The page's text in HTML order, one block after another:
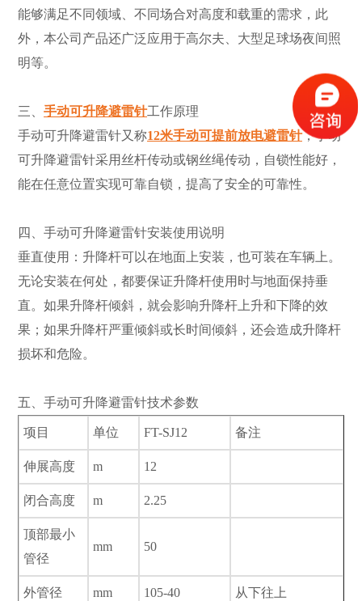
能够满足不同领域、不同场合对高度和载重的需求，此
外，本公司产品还广泛应用于高尔夫、大型足球场夜间照
明等。
三、 手动可升降避雷针工作原理
手动可升降避雷针又称12米手动可提前放电避雷针，手动
可升降避雷针采用丝杆传动或钢丝绳传动，自锁性能好，
能在任意位置实现可靠自锁，提高了安全的可靠性。
四、手动可升降避雷针安装使用说明
垂直使用：升降杆可以在地面上安装，也可装在车辆上。
无论安装在何处，都要保证升降杆使用时与地面保持垂
直。如果升降杆倾斜，就会影响升降杆上升和下降的效
果；如果升降杆严重倾斜或长时间倾斜，还会造成升降杆
损坏和危险。
五、手动可升降避雷针技术参数
项目 单位 FT-SJ12 备注
伸展高度 m 12
闭合高度 m 2.25
顶部最小
管径
mm 50
外管径 mm 105-40 从下往上